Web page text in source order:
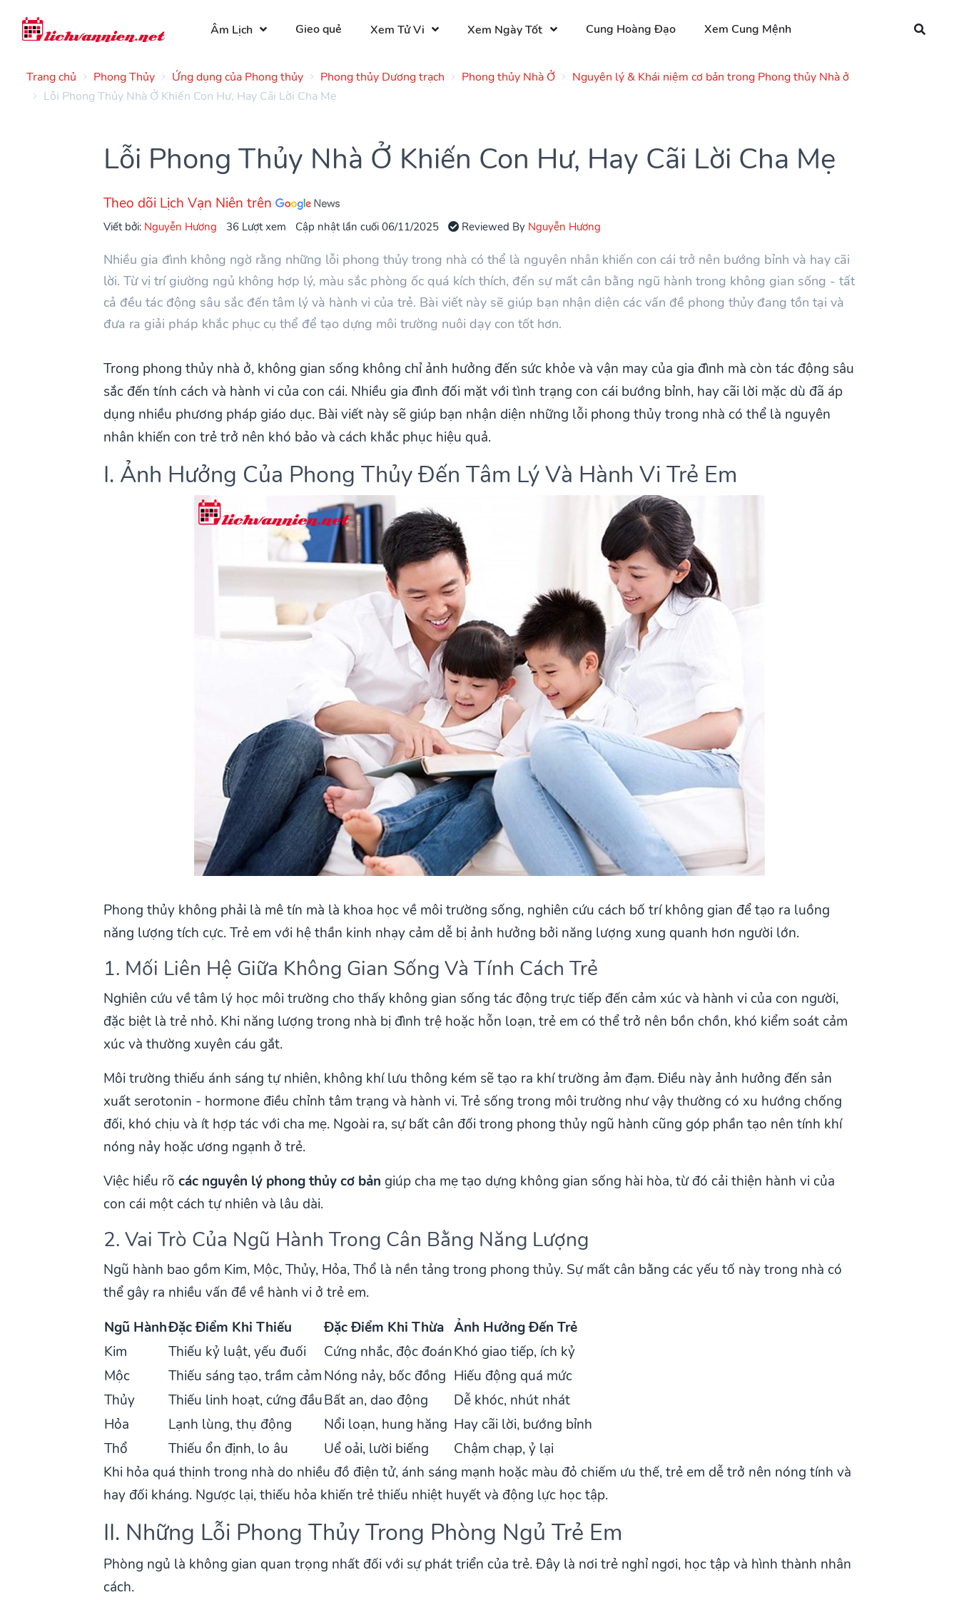
Âm Lịch Gieo quẻ Xem Tử Vi Xem Ngày Tốt Cung Hoàng Đạo Xem Cung Mệnh
Trang chủ Phong Thủy Ứng dụng của Phong thủy Phong thủy Dương trạch Phong thủy Nhà Ở
Nguyên lý & Khái niệm cơ bản trong Phong thủy Nhà ở
Lỗi Phong Thủy Nhà Ở Khiến Con Hư, Hay Cãi Lời Cha Mẹ
Lỗi Phong Thủy Nhà Ở Khiến Con Hư, Hay Cãi Lời Cha Mẹ
Theo dõi Lịch Vạn Niên trên
Viết bởi: Nguyễn Hương 36 Lượt xem Cập nhật lần cuối 06/11/2025 Reviewed By Nguyễn Hương
Nhiều gia đình không ngờ rằng những lỗi phong thủy trong nhà có thể là nguyên nhân khiến con cái trở nên bướng bỉnh và hay cãi
lời. Từ vị trí giường ngủ không hợp lý, màu sắc phòng ốc quá kích thích, đến sự mất cân bằng ngũ hành trong không gian sống - tất
cả đều tác động sâu sắc đến tâm lý và hành vi của trẻ. Bài viết này sẽ giúp bạn nhận diện các vấn đề phong thủy đang tồn tại và
đưa ra giải pháp khắc phục cụ thể để tạo dựng môi trường nuôi dạy con tốt hơn.
Trong phong thủy nhà ở, không gian sống không chỉ ảnh hưởng đến sức khỏe và vận may của gia đình mà còn tác động sâu
sắc đến tính cách và hành vi của con cái. Nhiều gia đình đối mặt với tình trạng con cái bướng bỉnh, hay cãi lời mặc dù đã áp
dụng nhiều phương pháp giáo dục. Bài viết này sẽ giúp bạn nhận diện những lỗi phong thủy trong nhà có thể là nguyên
nhân khiến con trẻ trở nên khó bảo và cách khắc phục hiệu quả.
I. Ảnh Hưởng Của Phong Thủy Đến Tâm Lý Và Hành Vi Trẻ Em
Phong thủy không phải là mê tín mà là khoa học về môi trường sống, nghiên cứu cách bố trí không gian để tạo ra luồng
năng lượng tích cực. Trẻ em với hệ thần kinh nhạy cảm dễ bị ảnh hưởng bởi năng lượng xung quanh hơn người lớn.
1. Mối Liên Hệ Giữa Không Gian Sống Và Tính Cách Trẻ
Nghiên cứu về tâm lý học môi trường cho thấy không gian sống tác động trực tiếp đến cảm xúc và hành vi của con người,
đặc biệt là trẻ nhỏ. Khi năng lượng trong nhà bị đình trệ hoặc hỗn loạn, trẻ em có thể trở nên bồn chồn, khó kiểm soát cảm
xúc và thường xuyên cáu gắt.
Môi trường thiếu ánh sáng tự nhiên, không khí lưu thông kém sẽ tạo ra khí trường ảm đạm. Điều này ảnh hưởng đến sản
xuất serotonin - hormone điều chỉnh tâm trạng và hành vi. Trẻ sống trong môi trường như vậy thường có xu hướng chống
đối, khó chịu và ít hợp tác với cha mẹ. Ngoài ra, sự bất cân đối trong phong thủy ngũ hành cũng góp phần tạo nên tính khí
nóng nảy hoặc ương ngạnh ở trẻ.
Việc hiểu rõcác nguyên lý phong thủy cơ bản giúp cha mẹ tạo dựng không gian sống hài hòa, từ đó cải thiện hành vi của
con cái một cách tự nhiên và lâu dài.
2. Vai Trò Của Ngũ Hành Trong Cân Bằng Năng Lượng
Ngũ hành bao gồm Kim, Mộc, Thủy, Hỏa, Thổ là nền tảng trong phong thủy. Sự mất cân bằng các yếu tố này trong nhà có
thể gây ra nhiều vấn đề về hành vi ở trẻ em.
Ngũ HànhĐặc Điểm Khi Thiếu Đặc Điểm Khi Thừa Ảnh Hưởng Đến Trẻ
Kim
Thiếu kỷ luật, yếu đuối Cứng nhắc, độc đoánKhó giao tiếp, ích kỷ
Mộc
Thiếu sáng tạo, trầm cảmNóng nảy, bốc đồng Hiếu động quá mức
Thủy
Thiếu linh hoạt, cứng đầuBất an, dao động
Dễ khóc, nhút nhát
Hỏa
Lạnh lùng, thụ động Nổi loạn, hung hăng Hay cãi lời, bướng bỉnh
Thổ
Thiếu ổn định, lo âu Uể oải, lười biếng
Chậm chạp, ỷ lại
Khi hỏa quá thịnh trong nhà do nhiều đồ điện tử, ánh sáng mạnh hoặc màu đỏ chiếm ưu thế, trẻ em dễ trở nên nóng tính và
hay đối kháng. Ngược lại, thiếu hỏa khiến trẻ thiếu nhiệt huyết và động lực học tập.
II. Những Lỗi Phong Thủy Trong Phòng Ngủ Trẻ Em
Phòng ngủ là không gian quan trọng nhất đối với sự phát triển của trẻ. Đây là nơi trẻ nghỉ ngơi, học tập và hình thành nhân
cách.